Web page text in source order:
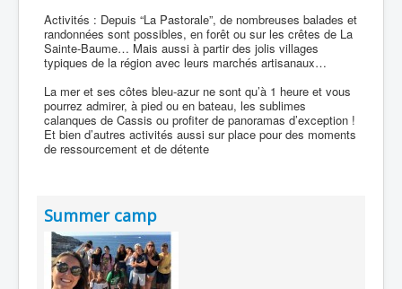
Activités : Depuis “La Pastorale”, de nombreuses balades et
randonnées sont possibles, en forêt ou sur les crêtes de La
Sainte-Baume… Mais aussi à partir des jolis villages
typiques de la région avec leurs marchés artisanaux…
La mer et ses côtes bleu-azur ne sont qu’à 1 heure et vous
pourrez admirer, à pied ou en bateau, les sublimes
calanques de Cassis ou profiter de panoramas d’exception !
Et bien d’autres activités aussi sur place pour des moments
de ressourcement et de détente
Summer camp